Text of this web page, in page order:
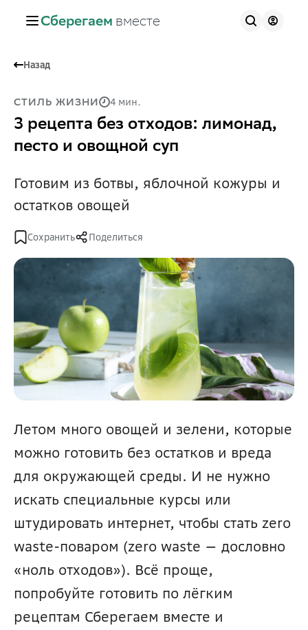
Сберегаем вместе
Назад
СТИЛЬ ЖИЗНИ 4 мин.
3 рецепта без отходов: лимонад,
песто и овощной суп
Готовим из ботвы, яблочной кожуры и
остатков овощей
Сохранить Поделиться
Летом много овощей и зелени, которые
можно готовить без остатков и вреда
для окружающей среды. И не нужно
искать специальные курсы или
штудировать интернет, чтобы стать zero
waste-поваром (zero waste — дословно
«ноль отходов»). Всё проще,
попробуйте готовить по лёгким
рецептам Сберегаем вместе и